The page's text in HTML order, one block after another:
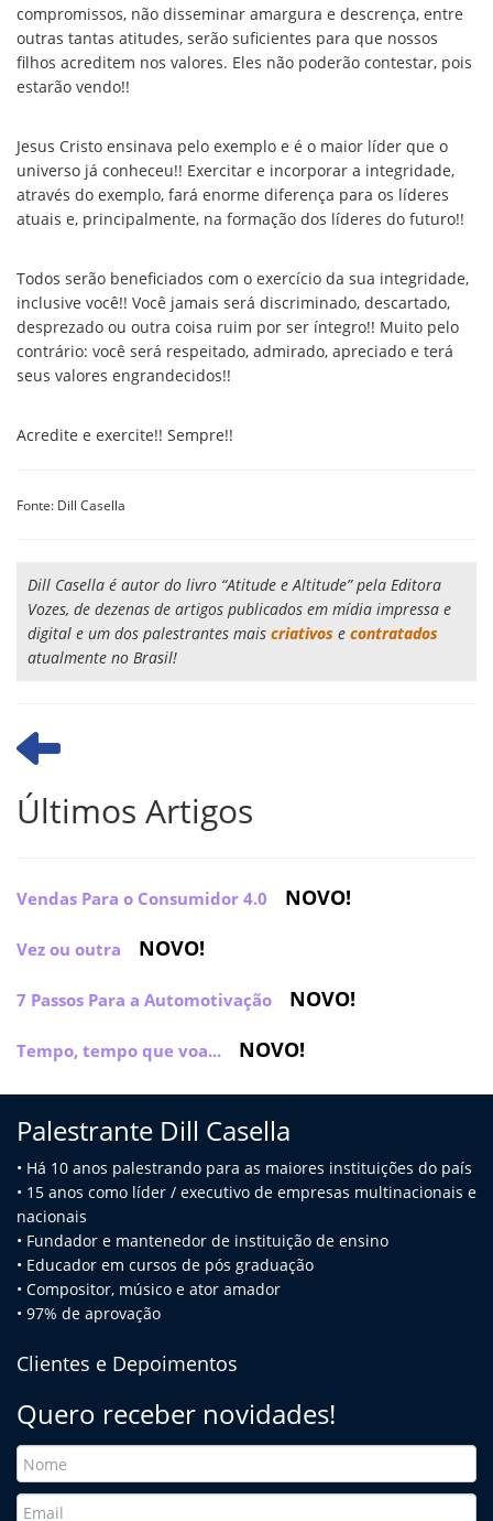
compromissos, não disseminar amargura e descrença, entre
outras tantas atitudes, serão suficientes para que nossos
filhos acreditem nos valores. Eles não poderão contestar, pois
estarão vendo!!
Jesus Cristo ensinava pelo exemplo e é o maior líder que o
universo já conheceu!! Exercitar e incorporar a integridade,
através do exemplo, fará enorme diferença para os líderes
atuais e, principalmente, na formação dos líderes do futuro!!
Todos serão beneficiados com o exercício da sua integridade,
inclusive você!! Você jamais será discriminado, descartado,
desprezado ou outra coisa ruim por ser íntegro!! Muito pelo
contrário: você será respeitado, admirado, apreciado e terá
seus valores engrandecidos!!
Acredite e exercite!! Sempre!!
Fonte: Dill Casella
Dill Casella é autor do livro “Atitude e Altitude” pela Editora
Vozes, de dezenas de artigos publicados em mídia impressa e
digital e um dos palestrantes mais criativos e contratados
atualmente no Brasil!
Últimos Artigos
Vendas Para o Consumidor 4.0 NOVO!
Vez ou outra NOVO!
7 Passos Para a Automotivação NOVO!
Tempo, tempo que voa... NOVO!
Palestrante Dill Casella
• Há 10 anos palestrando para as maiores instituições do país
• 15 anos como líder / executivo de empresas multinacionais e
nacionais
• Fundador e mantenedor de instituição de ensino
• Educador em cursos de pós graduação
• Compositor, músico e ator amador
• 97% de aprovação
Clientes e Depoimentos
Quero receber novidades!